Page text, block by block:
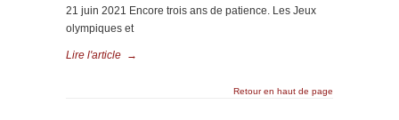
21 juin 2021 Encore trois ans de patience. Les Jeux
olympiques et
Lire l'article →
Retour en haut de page